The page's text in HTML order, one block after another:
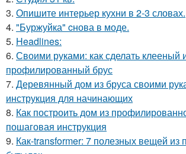
3. Опишите интерьер кухни в 2-3 словах.
4. "Буржуйка" cнова в моде.
5. Headlines:
6. Своими руками: как сделать клееный
профилированный брус
7. Деревянный дом из бруса своими
инструкция для начинающих
8. Как построить дом из
пошаговая инструкция
9. Как-transformer: 7 полезных вещей из